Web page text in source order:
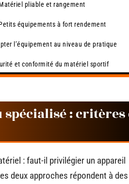
pliable et rangement
équipements à fort rendement
l’équipement au niveau de pratique
et conformité du matériel sportif
: critères
: faut-il privilégier un appareil
deux approches répondent à des